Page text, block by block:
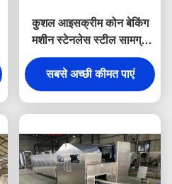
कुशल आइसक्रीम कोन बेकिंग
मशीन स्टेनलेस स्टील सामग्री
टिकाऊ
सबसे अच्छी कीमत पाएं